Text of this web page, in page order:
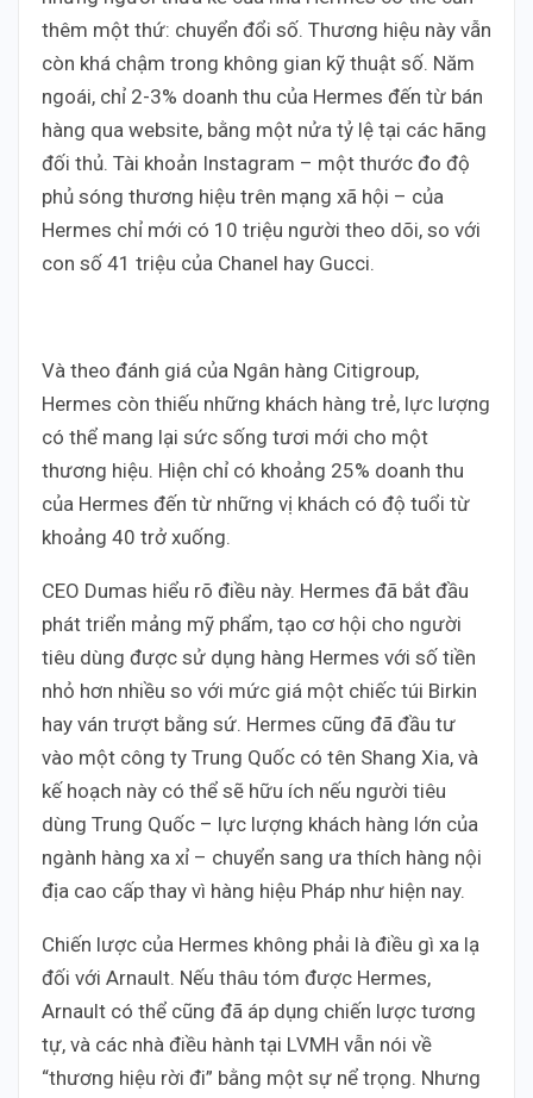
thêm một thứ: chuyển đổi số. Thương hiệu này vẫn
còn khá chậm trong không gian kỹ thuật số. Năm
ngoái, chỉ 2-3% doanh thu của Hermes đến từ bán
hàng qua website, bằng một nửa tỷ lệ tại các hãng
đối thủ. Tài khoản Instagram – một thước đo độ
phủ sóng thương hiệu trên mạng xã hội – của
Hermes chỉ mới có 10 triệu người theo dõi, so với
con số 41 triệu của Chanel hay Gucci.
Và theo đánh giá của Ngân hàng Citigroup,
Hermes còn thiếu những khách hàng trẻ, lực lượng
có thể mang lại sức sống tươi mới cho một
thương hiệu. Hiện chỉ có khoảng 25% doanh thu
của Hermes đến từ những vị khách có độ tuổi từ
khoảng 40 trở xuống.
CEO Dumas hiểu rõ điều này. Hermes đã bắt đầu
phát triển mảng mỹ phẩm, tạo cơ hội cho người
tiêu dùng được sử dụng hàng Hermes với số tiền
nhỏ hơn nhiều so với mức giá một chiếc túi Birkin
hay ván trượt bằng sứ. Hermes cũng đã đầu tư
vào một công ty Trung Quốc có tên Shang Xia, và
kế hoạch này có thể sẽ hữu ích nếu người tiêu
dùng Trung Quốc – lực lượng khách hàng lớn của
ngành hàng xa xỉ – chuyển sang ưa thích hàng nội
địa cao cấp thay vì hàng hiệu Pháp như hiện nay.
Chiến lược của Hermes không phải là điều gì xa lạ
đối với Arnault. Nếu thâu tóm được Hermes,
Arnault có thể cũng đã áp dụng chiến lược tương
tự, và các nhà điều hành tại LVMH vẫn nói về
“thương hiệu rời đi” bằng một sự nể trọng. Nhưng